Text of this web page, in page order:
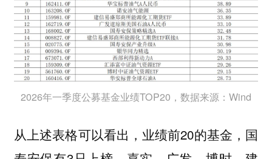
2026年一季度公募基金业绩TOP20，数据来源：Wind
从上述表格可以看出，业绩前20的基金，国